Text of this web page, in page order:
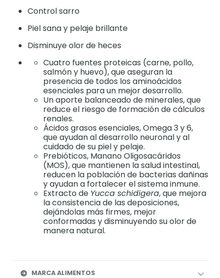
Control sarro
Piel sana y pelaje brillante
Disminuye olor de heces
Cuatro fuentes proteicas (carne, pollo,
salmón y huevo), que aseguran la
presencia de todos los aminoácidos
esenciales para un mejor desarrollo.
Un aporte balanceado de minerales, que
reduce el riesgo de formación de cálculos
renales.
Ácidos grasos esenciales, Omega 3 y 6,
que ayudan al desarrollo neuronal y al
cuidado de su piel y pelaje.
Prebióticos, Manano Oligosacáridos
(MOS), que mantienen la salud intestinal,
reducen la población de bacterias dañinas
y ayudan a fortalecer el sistema inmune.
Extracto de Yucca schidigera, que mejora
la consistencia de las deposiciones,
dejándolas más firmes, mejor
conformadas y disminuyendo su olor de
manera natural.
MARCA ALIMENTOS